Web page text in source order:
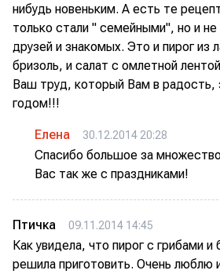
нибудь новеньким. А есть те
только стали " семейными", но и не
друзей и знакомых. Это и пирог из
бризоль, и салат с омлетной
Ваш труд, который Вам в
годом!!!
Елена 30.12.2014 20:28
Спасибо большое за
Вас так же с праздниками!
Птичка 09.11.2014 14:45
Как увидела, что пирог с грибами и
решила приготовить. Очень люблю